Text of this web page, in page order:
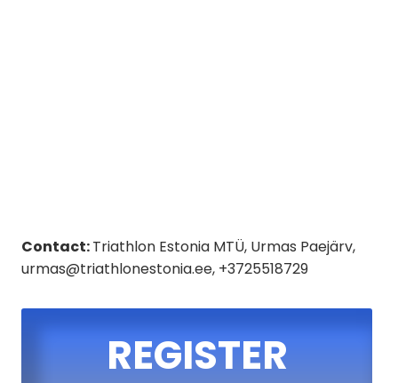
Contact:Triathlon Estonia MTÜ, Urmas Paejärv,
urmas@triathlonestonia.ee, +3725518729
REGISTER